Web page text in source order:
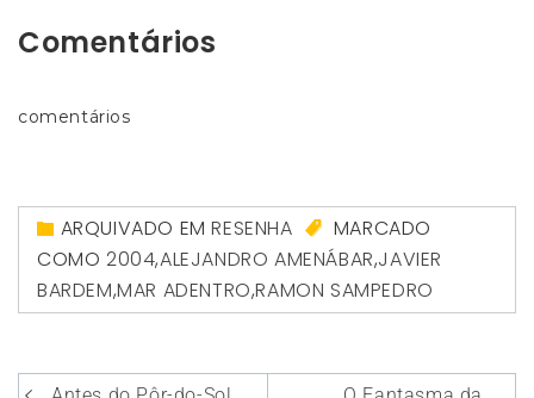
Comentários
comentários
ARQUIVADO EMRESENHA
MARCADO
COMO 2004,ALEJANDRO AMENÁBAR,JAVIER
BARDEM,MAR ADENTRO,RAMON SAMPEDRO